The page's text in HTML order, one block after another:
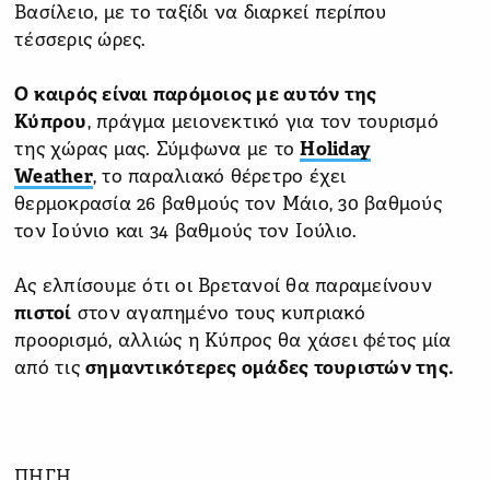
Βασίλειο, με το ταξίδι να διαρκεί περίπου
τέσσερις ώρες.
Ο καιρός είναι παρόμοιος με αυτόν της
Κύπρου, πράγμα μειονεκτικό για τον τουρισμό
της χώρας μας. Σύμφωνα με τοHoliday
Weather, το παραλιακό θέρετρο έχει
θερμοκρασία 26 βαθμούς τον Μάιο, 30 βαθμούς
τον Ιούνιο και 34 βαθμούς τον Ιούλιο.
Ας ελπίσουμε ότι οι Βρετανοί θα παραμείνουν
πιστοί στον αγαπημένο τους κυπριακό
προορισμό, αλλιώς η Κύπρος θα χάσει φέτος μία
από τις σημαντικότερες ομάδες τουριστών της.